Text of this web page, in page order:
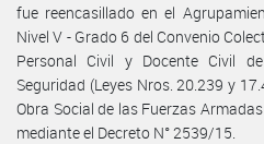
fue reencasillado en el
Nivel V - Grado 6 del Convenio
Personal Civil y Docente Civil
Seguridad (Leyes Nros. 20.239 y
Obra Social de las Fuerzas
mediante el Decreto N° 2539/15.